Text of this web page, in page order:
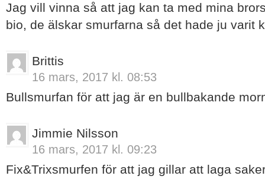
Jag vill vinna så att jag kan ta med mina
bio, de älskar smurfarna så det hade ju varit
Brittis
16 mars, 2017 kl. 08:53
Bullsmurfan för att jag är en bullbakande
Jimmie Nilsson
16 mars, 2017 kl. 09:23
Fix&Trixsmurfen för att jag gillar att laga